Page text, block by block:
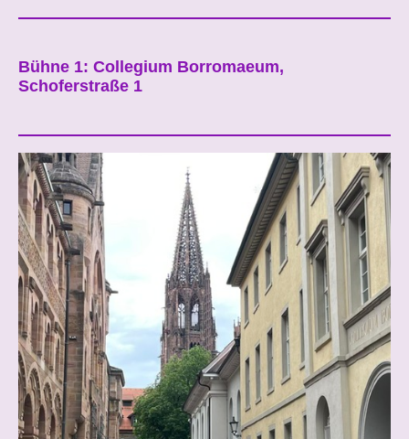
Bühne 1: Collegium Borromaeum,
Schoferstraße 1